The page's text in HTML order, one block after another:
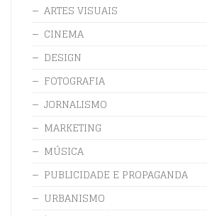
ARTES VISUAIS
CINEMA
DESIGN
FOTOGRAFIA
JORNALISMO
MARKETING
MÚSICA
PUBLICIDADE E PROPAGANDA
URBANISMO